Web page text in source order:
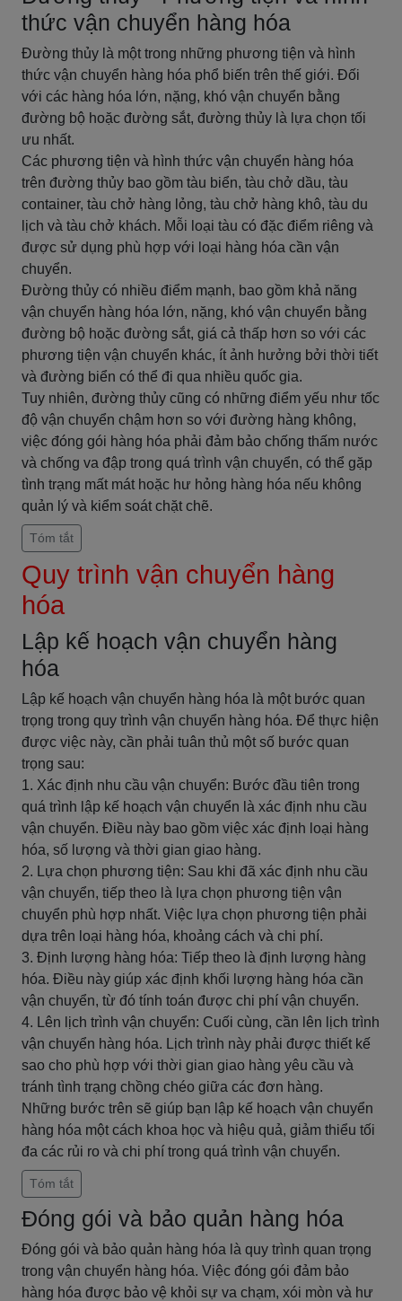
thức vận chuyển hàng hóa
Đường thủy là một trong những phương tiện và hình
thức vận chuyển hàng hóa phổ biến trên thế giới. Đối
với các hàng hóa lớn, nặng, khó vận chuyển bằng
đường bộ hoặc đường sắt, đường thủy là lựa chọn tối
ưu nhất.
Các phương tiện và hình thức vận chuyển hàng hóa
trên đường thủy bao gồm tàu biển, tàu chở dầu, tàu
container, tàu chở hàng lỏng, tàu chở hàng khô, tàu du
lịch và tàu chở khách. Mỗi loại tàu có đặc điểm riêng và
được sử dụng phù hợp với loại hàng hóa cần vận
chuyển.
Đường thủy có nhiều điểm mạnh, bao gồm khả năng
vận chuyển hàng hóa lớn, nặng, khó vận chuyển bằng
đường bộ hoặc đường sắt, giá cả thấp hơn so với các
phương tiện vận chuyển khác, ít ảnh hưởng bởi thời tiết
và đường biển có thể đi qua nhiều quốc gia.
Tuy nhiên, đường thủy cũng có những điểm yếu như tốc
độ vận chuyển chậm hơn so với đường hàng không,
việc đóng gói hàng hóa phải đảm bảo chống thấm nước
và chống va đập trong quá trình vận chuyển, có thể gặp
tình trạng mất mát hoặc hư hỏng hàng hóa nếu không
quản lý và kiểm soát chặt chẽ.
Tóm tắt
Quy trình vận chuyển hàng
hóa
Lập kế hoạch vận chuyển hàng
hóa
Lập kế hoạch vận chuyển hàng hóa là một bước quan
trọng trong quy trình vận chuyển hàng hóa. Để thực hiện
được việc này, cần phải tuân thủ một số bước quan
trọng sau:
1. Xác định nhu cầu vận chuyển: Bước đầu tiên trong
quá trình lập kế hoạch vận chuyển là xác định nhu cầu
vận chuyển. Điều này bao gồm việc xác định loại hàng
hóa, số lượng và thời gian giao hàng.
2. Lựa chọn phương tiện: Sau khi đã xác định nhu cầu
vận chuyển, tiếp theo là lựa chọn phương tiện vận
chuyển phù hợp nhất. Việc lựa chọn phương tiện phải
dựa trên loại hàng hóa, khoảng cách và chi phí.
3. Định lượng hàng hóa: Tiếp theo là định lượng hàng
hóa. Điều này giúp xác định khối lượng hàng hóa cần
vận chuyển, từ đó tính toán được chi phí vận chuyển.
4. Lên lịch trình vận chuyển: Cuối cùng, cần lên lịch trình
vận chuyển hàng hóa. Lịch trình này phải được thiết kế
sao cho phù hợp với thời gian giao hàng yêu cầu và
tránh tình trạng chồng chéo giữa các đơn hàng.
Những bước trên sẽ giúp bạn lập kế hoạch vận chuyển
hàng hóa một cách khoa học và hiệu quả, giảm thiểu tối
đa các rủi ro và chi phí trong quá trình vận chuyển.
Tóm tắt
Đóng gói và bảo quản hàng hóa
Đóng gói và bảo quản hàng hóa là quy trình quan trọng
trong vận chuyển hàng hóa. Việc đóng gói đảm bảo
hàng hóa được bảo vệ khỏi sự va chạm, xói mòn và hư